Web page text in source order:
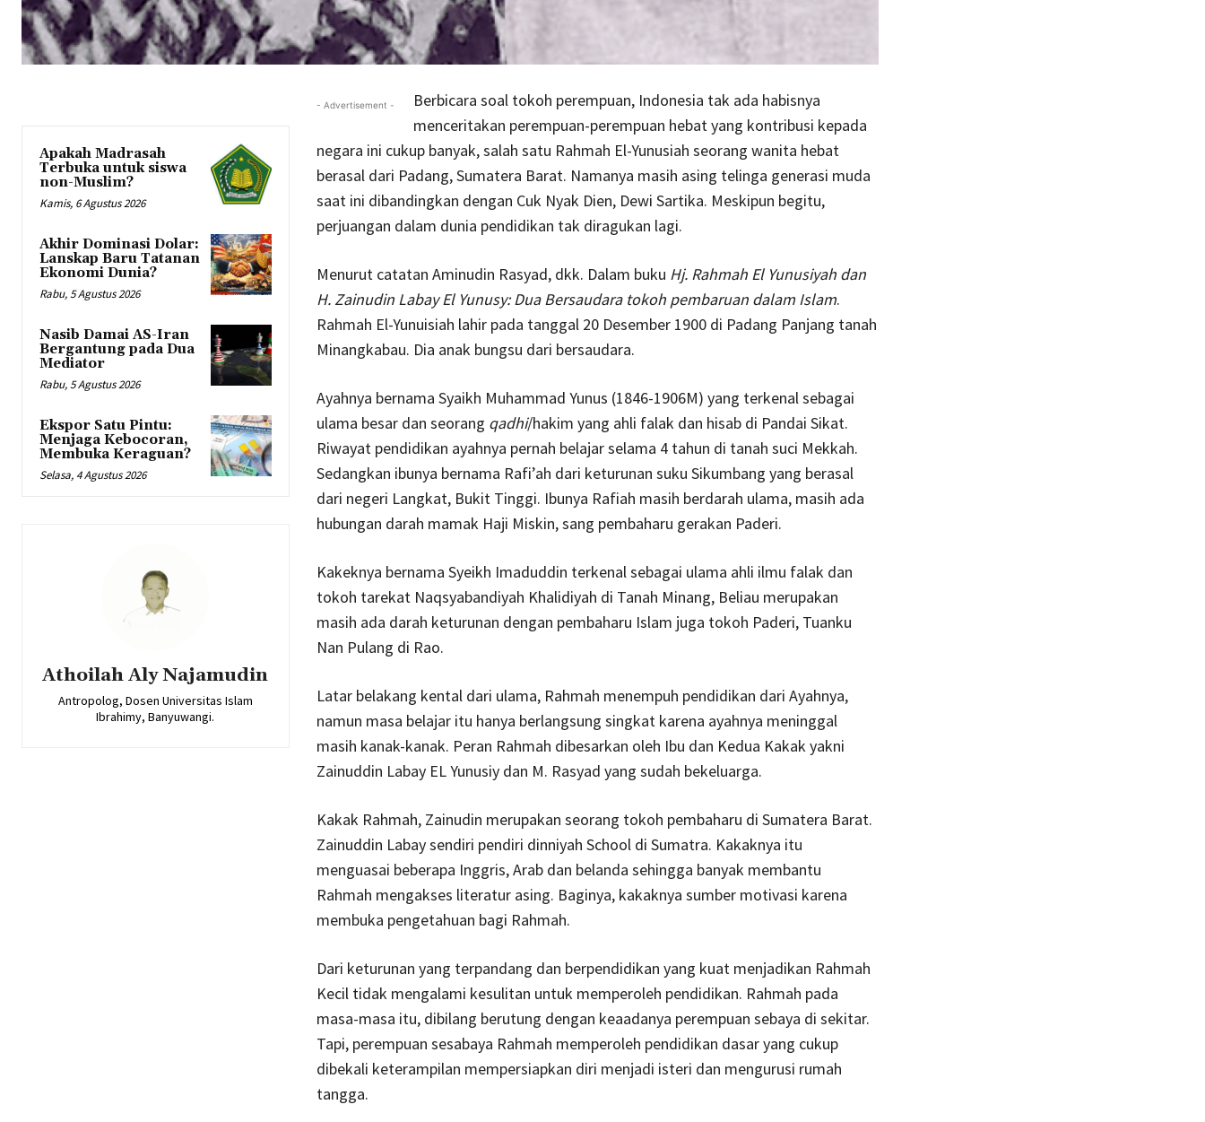
Apakah Madrasah
Terbuka untuk siswa
non-Muslim?
Kamis, 6 Agustus 2026
Akhir Dominasi Dolar:
Lanskap Baru Tatanan
Ekonomi Dunia?
Rabu, 5 Agustus 2026
Nasib Damai AS-Iran
Bergantung pada Dua
Mediator
Rabu, 5 Agustus 2026
Ekspor Satu Pintu:
Menjaga Kebocoran,
Membuka Keraguan?
Selasa, 4 Agustus 2026
Athoilah Aly Najamudin
Antropolog, Dosen Universitas Islam
Ibrahimy, Banyuwangi.
- Advertisement -
Berbicara soal tokoh perempuan, Indonesia tak ada habisnya
menceritakan perempuan-perempuan hebat yang kontribusi kepada
negara ini cukup banyak, salah satu Rahmah El-Yunusiah seorang wanita hebat
berasal dari Padang, Sumatera Barat. Namanya masih asing telinga generasi muda
saat ini dibandingkan dengan Cuk Nyak Dien, Dewi Sartika. Meskipun begitu,
perjuangan dalam dunia pendidikan tak diragukan lagi.
Menurut catatan Aminudin Rasyad, dkk. Dalam buku Hj. Rahmah El Yunusiyah dan
H. Zainudin Labay El Yunusy: Dua Bersaudara tokoh pembaruan dalam Islam.
Rahmah El-Yunuisiah lahir pada tanggal 20 Desember 1900 di Padang Panjang tanah
Minangkabau. Dia anak bungsu dari bersaudara.
Ayahnya bernama Syaikh Muhammad Yunus (1846-1906M) yang terkenal sebagai
ulama besar dan seorang qadhi/hakim yang ahli falak dan hisab di Pandai Sikat.
Riwayat pendidikan ayahnya pernah belajar selama 4 tahun di tanah suci Mekkah.
Sedangkan ibunya bernama Rafi’ah dari keturunan suku Sikumbang yang berasal
dari negeri Langkat, Bukit Tinggi. Ibunya Rafiah masih berdarah ulama, masih ada
hubungan darah mamak Haji Miskin, sang pembaharu gerakan Paderi.
Kakeknya bernama Syeikh Imaduddin terkenal sebagai ulama ahli ilmu falak dan
tokoh tarekat Naqsyabandiyah Khalidiyah di Tanah Minang, Beliau merupakan
masih ada darah keturunan dengan pembaharu Islam juga tokoh Paderi, Tuanku
Nan Pulang di Rao.
Latar belakang kental dari ulama, Rahmah menempuh pendidikan dari Ayahnya,
namun masa belajar itu hanya berlangsung singkat karena ayahnya meninggal
masih kanak-kanak. Peran Rahmah dibesarkan oleh Ibu dan Kedua Kakak yakni
Zainuddin Labay EL Yunusiy dan M. Rasyad yang sudah bekeluarga.
Kakak Rahmah, Zainudin merupakan seorang tokoh pembaharu di Sumatera Barat.
Zainuddin Labay sendiri pendiri dinniyah School di Sumatra. Kakaknya itu
menguasai beberapa Inggris, Arab dan belanda sehingga banyak membantu
Rahmah mengakses literatur asing. Baginya, kakaknya sumber motivasi karena
membuka pengetahuan bagi Rahmah.
Dari keturunan yang terpandang dan berpendidikan yang kuat menjadikan Rahmah
Kecil tidak mengalami kesulitan untuk memperoleh pendidikan. Rahmah pada
masa-masa itu, dibilang berutung dengan keaadanya perempuan sebaya di sekitar.
Tapi, perempuan sesabaya Rahmah memperoleh pendidikan dasar yang cukup
dibekali keterampilan mempersiapkan diri menjadi isteri dan mengurusi rumah
tangga.